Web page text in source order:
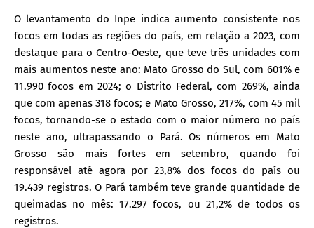
O levantamento do Inpe indica aumento consistente nos
focos em todas as regiões do país, em relação a 2023, com
destaque para o Centro-Oeste, que teve três unidades com
mais aumentos neste ano: Mato Grosso do Sul, com 601% e
11.990 focos em 2024; o Distrito Federal, com 269%, ainda
que com apenas 318 focos; e Mato Grosso, 217%, com 45 mil
focos, tornando-se o estado com o maior número no país
neste ano, ultrapassando o Pará. Os números em Mato
Grosso são mais fortes em setembro, quando foi
responsável até agora por 23,8% dos focos do país ou
19.439 registros. O Pará também teve grande quantidade de
queimadas no mês: 17.297 focos, ou 21,2% de todos os
registros.